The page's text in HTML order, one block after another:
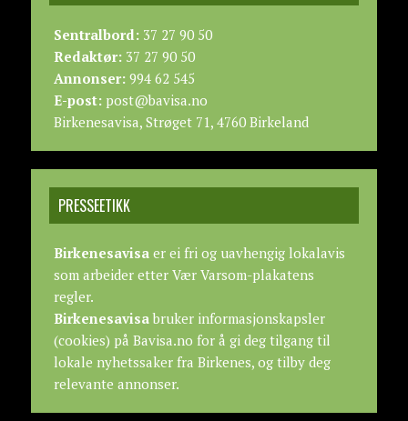
Sentralbord:37 27 90 50
Redaktør:37 27 90 50
Annonser:994 62 545
E-post:post@bavisa.no
Birkenesavisa, Strøget 71, 4760 Birkeland
PRESSEETIKK
Birkenesavisaer ei fri og uavhengig lokalavis
som arbeider etter Vær Varsom-plakatens
regler.
Birkenesavisabruker informasjonskapsler
(cookies) på Bavisa.no for å gi deg tilgang til
lokale nyhetssaker fra Birkenes, og tilby deg
relevante annonser.